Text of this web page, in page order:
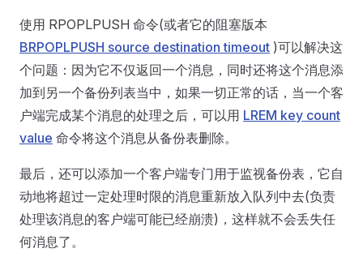
使用 RPOPLPUSH 命令(或者它的阻塞版本
BRPOPLPUSH source destination timeout )可以解决这
个问题：因为它不仅返回一个消息，同时还将这个消息添
加到另一个备份列表当中，如果一切正常的话，当一个客
户端完成某个消息的处理之后，可以用 LREM key count
value 命令将这个消息从备份表删除。
最后，还可以添加一个客户端专门用于监视备份表，它自
动地将超过一定处理时限的消息重新放入队列中去(负责
处理该消息的客户端可能已经崩溃)，这样就不会丢失任
何消息了。